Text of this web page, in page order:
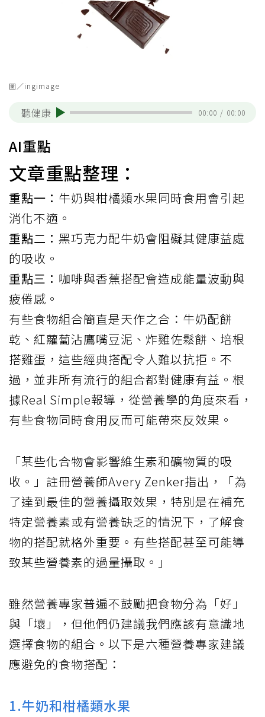
圖／ingimage
聽健康 00:00 / 00:00
AI重點
文章重點整理：
重點一： 牛奶與柑橘類水果同時食用會引起
消化不適。
重點二： 黑巧克力配牛奶會阻礙其健康益處
的吸收。
重點三： 咖啡與香蕉搭配會造成能量波動與
疲倦感。
有些食物組合簡直是天作之合：牛奶配餅
乾、紅蘿蔔沾鷹嘴豆泥、炸雞佐鬆餅、培根
搭雞蛋，這些經典搭配令人難以抗拒。不
過，並非所有流行的組合都對健康有益。根
據Real Simple報導，從營養學的角度來看，
有些食物同時食用反而可能帶來反效果。
「某些化合物會影響維生素和礦物質的吸
收。」註冊營養師Avery Zenker指出，「為
了達到最佳的營養攝取效果，特別是在補充
特定營養素或有營養缺乏的情況下，了解食
物的搭配就格外重要。有些搭配甚至可能導
致某些營養素的過量攝取。」
雖然營養專家普遍不鼓勵把食物分為「好」
與「壞」，但他們仍建議我們應該有意識地
選擇食物的組合。以下是六種營養專家建議
應避免的食物搭配：
1.牛奶和柑橘類水果